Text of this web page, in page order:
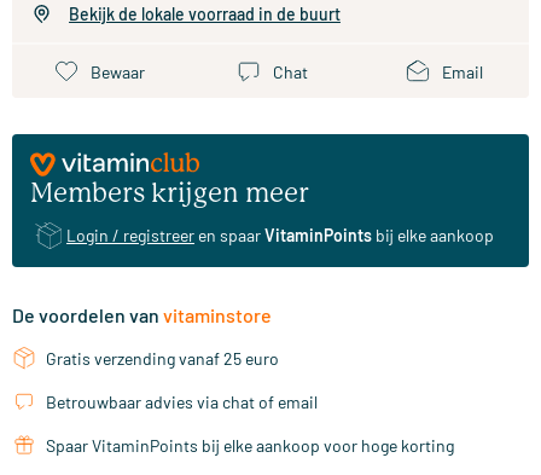
Bekijk de lokale voorraad in de buurt
Bewaar Chat Email
Members krijgen meer
Login / registreer en spaarVitaminPoints bij elke aankoop
De voordelen van vitaminstore
Gratis verzending vanaf 25 euro
Betrouwbaar advies via chat of email
Spaar VitaminPoints bij elke aankoop voor hoge korting